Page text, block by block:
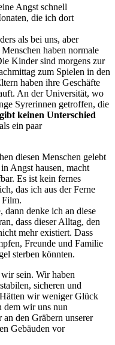
Angst schnell
die ich dort
als bei uns, aber
haben normale
Kinder sind morgens zur
zum Spielen in den
haben ihre Geschäfte
An der Universität, wo
Syrerinnen getroffen, die
keinen Unterschied
ein paar
diesen Menschen gelebt
Angst hausen, macht
Es ist kein fernes
das ich aus der Ferne
Film.
denke ich an diese
dass dieser Alltag, den
mehr existiert. Dass
Freunde und Familie
sterben könnten.
sein. Wir haben
sicheren und
wir weniger Glück
dem wir uns nun
den Gräbern unserer
Gebäuden vor